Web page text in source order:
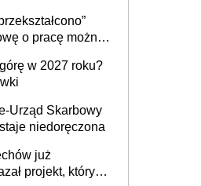
z
gospodarczej
o pracę można
w 2027 roku?
Urząd Skarbowy
niedoręczona
już
projekt, który